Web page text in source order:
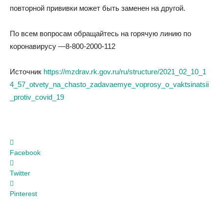
повторной прививки может быть заменен на другой.
По всем вопросам обращайтесь на горячую линию по
коронавирусу —8-800-2000-112
Источник https://mzdrav.rk.gov.ru/ru/structure/2021_02_10_1
4_57_otvety_na_chasto_zadavaemye_voprosy_o_vaktsinatsii
_protiv_covid_19
Facebook
Twitter
Pinterest